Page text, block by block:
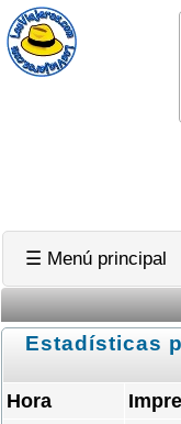
☰ Menú principal
Estadísticas
Hora